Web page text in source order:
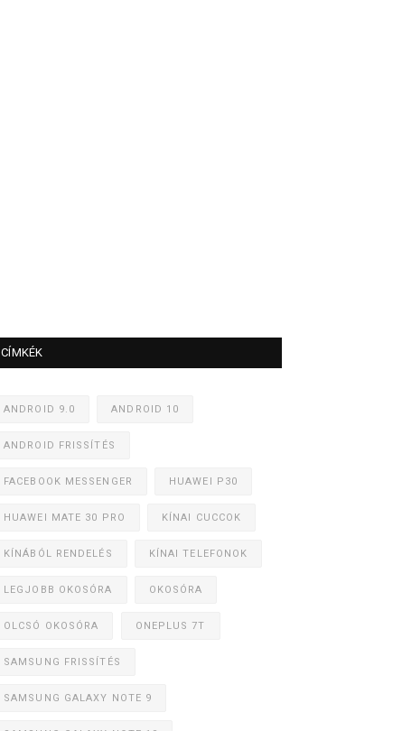
CÍMKÉK
ANDROID 9.0 ANDROID 10
ANDROID FRISSÍTÉS
FACEBOOK MESSENGER HUAWEI P30
HUAWEI MATE 30 PRO KÍNAI CUCCOK
KÍNÁBÓL RENDELÉS KÍNAI TELEFONOK
LEGJOBB OKOSÓRA OKOSÓRA
OLCSÓ OKOSÓRA ONEPLUS 7T
SAMSUNG FRISSÍTÉS
SAMSUNG GALAXY NOTE 9